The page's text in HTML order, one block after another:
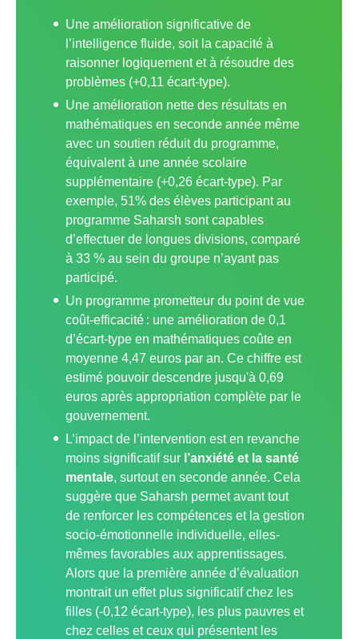
Une amélioration significative de
l’intelligence fluide, soit la capacité à
raisonner logiquement et à résoudre des
problèmes (+0,11 écart-type).
Une amélioration nette des résultats en
mathématiques en seconde année même
avec un soutien réduit du programme,
équivalent à une année scolaire
supplémentaire (+0,26 écart-type). Par
exemple, 51% des élèves participant au
programme Saharsh sont capables
d’effectuer de longues divisions, comparé
à 33 % au sein du groupe n’ayant pas
participé.
Un programme prometteur du point de vue
coût-efficacité : une amélioration de 0,1
d’écart-type en mathématiques coûte en
moyenne 4,47 euros par an. Ce chiffre est
estimé pouvoir descendre jusqu'à 0,69
euros après appropriation complète par le
gouvernement.
L’impact de l’intervention est en revanche
moins significatif sur l’anxiété et la santé
mentale, surtout en seconde année. Cela
suggère que Saharsh permet avant tout
de renforcer les compétences et la gestion
socio-émotionnelle individuelle, elles-
mêmes favorables aux apprentissages.
Alors que la première année d’évaluation
montrait un effet plus significatif chez les
filles (-0,12 écart-type), les plus pauvres et
chez celles et ceux qui présentent les